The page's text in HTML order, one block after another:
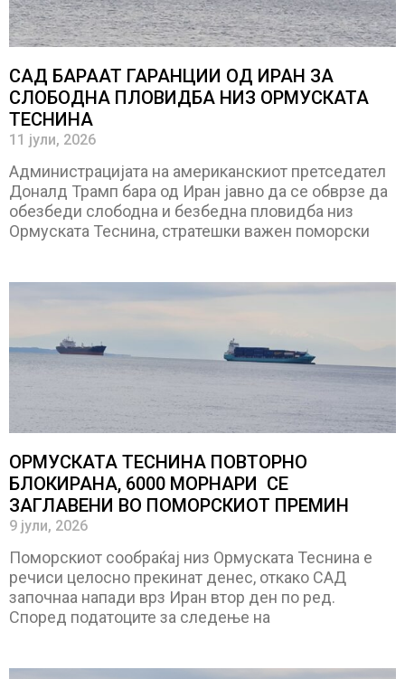
САД БАРААТ ГАРАНЦИИ ОД ИРАН ЗА
СЛОБОДНА ПЛОВИДБА НИЗ ОРМУСКАТА
ТЕСНИНА
11 јули, 2026
Администрацијата на американскиот претседател
Доналд Трамп бара од Иран јавно да се обврзе да
обезбеди слободна и безбедна пловидба низ
Ормуската Теснина, стратешки важен поморски
ОРМУСКАТА ТЕСНИНА ПОВТОРНО
БЛОКИРАНА, 6000 МОРНАРИ СЕ
ЗАГЛАВЕНИ ВО ПОМОРСКИОТ ПРЕМИН
9 јули, 2026
Поморскиот сообраќај низ Ормуската Теснина е
речиси целосно прекинат денес, откако САД
започнаа напади врз Иран втор ден по ред.
Според податоците за следење на